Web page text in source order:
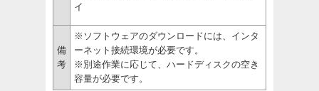
イ
備
考
※ソフトウェアのダウンロードには、インタ
ーネット接続環境が必要です。
※別途作業に応じて、ハードディスクの空き
容量が必要です。